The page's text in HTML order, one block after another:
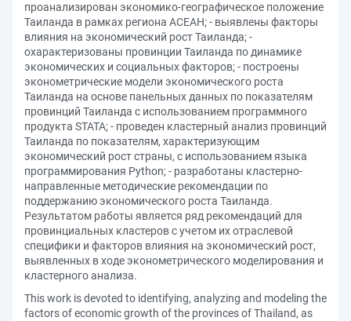
проанализирован экономико-географическое положение
Таиланда в рамках региона АСЕАН; - выявлены факторы
влияния на экономический рост Таиланда; -
охарактеризованы провинции Таиланда по динамике
экономических и социальных факторов; - построены
эконометрические модели экономического роста
Таиланда на основе панельных данных по показателям
провинций Таиланда с использованием программного
продукта STATA; - проведен кластерный анализ провинций
Таиланда по показателям, характеризующим
экономический рост страны, с использованием языка
программирования Python; - разработаны кластерно-
направленные методические рекомендации по
поддержанию экономического роста Таиланда.
Результатом работы является ряд рекомендаций для
провинциальных кластеров с учетом их отраслевой
специфики и факторов влияния на экономический рост,
выявленных в ходе эконометрического моделирования и
кластерного анализа.
This work is devoted to identifying, analyzing and modeling the
factors of economic growth of the provinces of Thailand, as